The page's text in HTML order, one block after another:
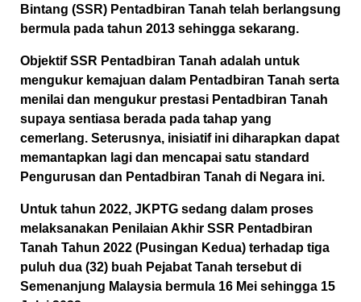
Bintang (SSR) Pentadbiran Tanah telah berlangsung
bermula pada tahun 2013 sehingga sekarang.
Objektif SSR Pentadbiran Tanah adalah untuk
mengukur kemajuan dalam Pentadbiran Tanah serta
menilai dan mengukur prestasi Pentadbiran Tanah
supaya sentiasa berada pada tahap yang
cemerlang. Seterusnya, inisiatif ini diharapkan dapat
memantapkan lagi dan mencapai satu standard
Pengurusan dan Pentadbiran Tanah di Negara ini.
Untuk tahun 2022, JKPTG sedang dalam proses
melaksanakan Penilaian Akhir SSR Pentadbiran
Tanah Tahun 2022 (Pusingan Kedua) terhadap tiga
puluh dua (32) buah Pejabat Tanah tersebut di
Semenanjung Malaysia bermula 16 Mei sehingga 15